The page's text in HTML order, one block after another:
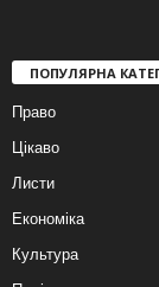
ПОПУЛЯРНА
Право
Цікаво
Листи
Економіка
Культура